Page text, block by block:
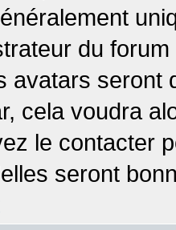
du
avatars seront
cela voudra
le contacter
seront